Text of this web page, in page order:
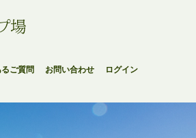
ご質問 お問い合わせ ログイン